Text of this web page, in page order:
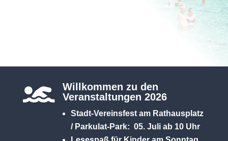

Willkommen zu den
Veranstaltungen 2026
Stadt-Vereinsfest am Rathausplatz
/ Parkulat-Park: 05. Juli ab 10 Uhr